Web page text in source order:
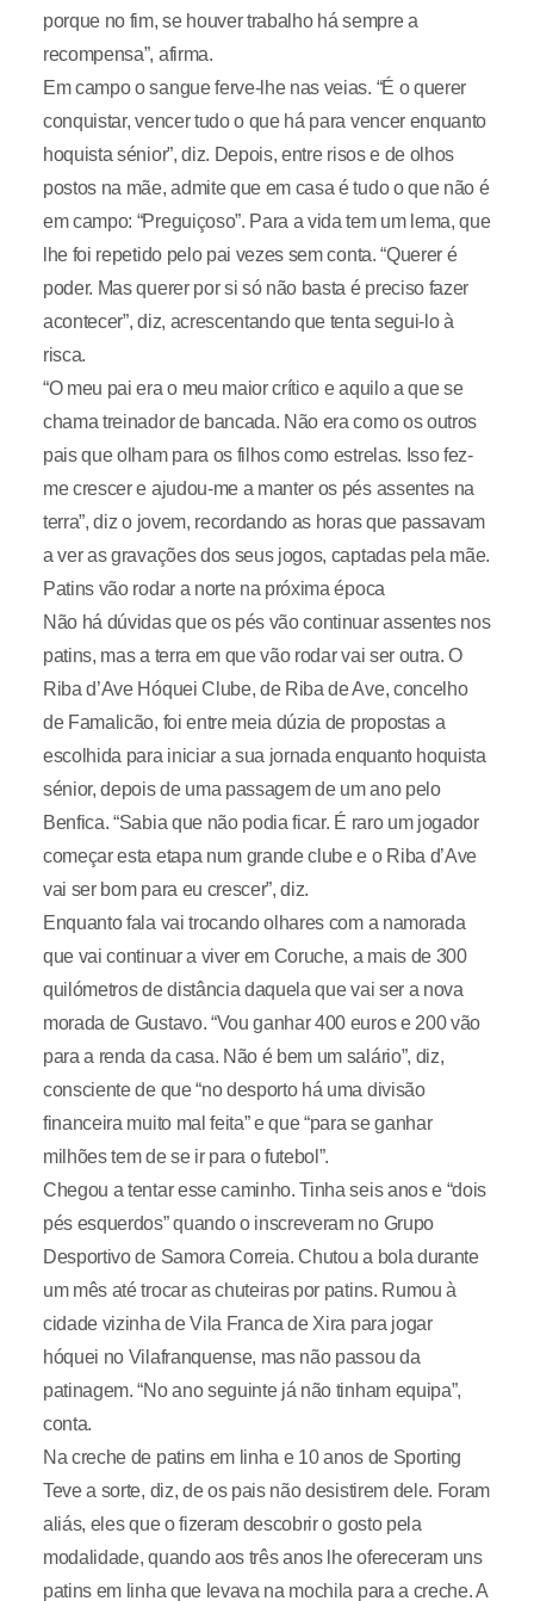
porque no fim, se houver trabalho há sempre a
recompensa”, afirma.
Em campo o sangue ferve-lhe nas veias. “É o querer
conquistar, vencer tudo o que há para vencer enquanto
hoquista sénior”, diz. Depois, entre risos e de olhos
postos na mãe, admite que em casa é tudo o que não é
em campo: “Preguiçoso”. Para a vida tem um lema, que
lhe foi repetido pelo pai vezes sem conta. “Querer é
poder. Mas querer por si só não basta é preciso fazer
acontecer”, diz, acrescentando que tenta segui-lo à
risca.
“O meu pai era o meu maior crítico e aquilo a que se
chama treinador de bancada. Não era como os outros
pais que olham para os filhos como estrelas. Isso fez-
me crescer e ajudou-me a manter os pés assentes na
terra”, diz o jovem, recordando as horas que passavam
a ver as gravações dos seus jogos, captadas pela mãe.
Patins vão rodar a norte na próxima época
Não há dúvidas que os pés vão continuar assentes nos
patins, mas a terra em que vão rodar vai ser outra. O
Riba d’Ave Hóquei Clube, de Riba de Ave, concelho
de Famalicão, foi entre meia dúzia de propostas a
escolhida para iniciar a sua jornada enquanto hoquista
sénior, depois de uma passagem de um ano pelo
Benfica. “Sabia que não podia ficar. É raro um jogador
começar esta etapa num grande clube e o Riba d’Ave
vai ser bom para eu crescer”, diz.
Enquanto fala vai trocando olhares com a namorada
que vai continuar a viver em Coruche, a mais de 300
quilómetros de distância daquela que vai ser a nova
morada de Gustavo. “Vou ganhar 400 euros e 200 vão
para a renda da casa. Não é bem um salário”, diz,
consciente de que “no desporto há uma divisão
financeira muito mal feita” e que “para se ganhar
milhões tem de se ir para o futebol”.
Chegou a tentar esse caminho. Tinha seis anos e “dois
pés esquerdos” quando o inscreveram no Grupo
Desportivo de Samora Correia. Chutou a bola durante
um mês até trocar as chuteiras por patins. Rumou à
cidade vizinha de Vila Franca de Xira para jogar
hóquei no Vilafranquense, mas não passou da
patinagem. “No ano seguinte já não tinham equipa”,
conta.
Na creche de patins em linha e 10 anos de Sporting
Teve a sorte, diz, de os pais não desistirem dele. Foram
aliás, eles que o fizeram descobrir o gosto pela
modalidade, quando aos três anos lhe ofereceram uns
patins em linha que levava na mochila para a creche. A